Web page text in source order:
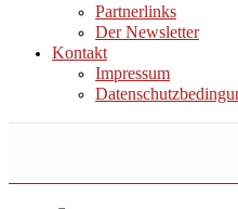
Partnerlinks
Der Newsletter
Kontakt
Impressum